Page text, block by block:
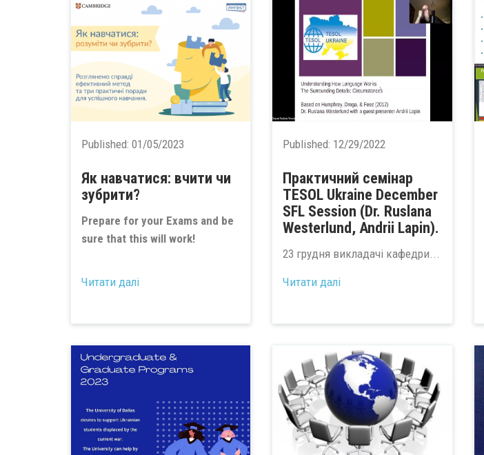
Published: 01/05/2023
Як навчатися: вчити чи
зубрити?
Prepare for your Exams and be
sure that this will work!
Читати далі
Published: 12/29/2022
Практичний семінар
TESOL Ukraine December
SFL Session (Dr. Ruslana
Westerlund, Andrii Lapin).
23 грудня викладачі кафедри...
Читати далі